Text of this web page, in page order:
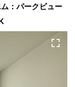
：パークビュー